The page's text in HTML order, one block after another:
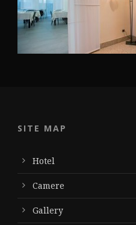
SITE MAP
Hotel
Camere
Gallery